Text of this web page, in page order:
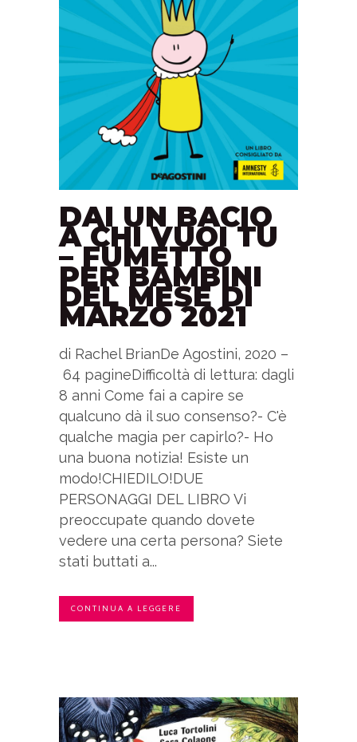
DAI UN BACIO
A CHI VUOI TU
– FUMETTO
PER BAMBINI
DEL MESE DI
MARZO 2021
di Rachel BrianDe Agostini, 2020 –
64 pagineDifficoltà di lettura: dagli
8 anni Come fai a capire se
qualcuno dà il suo consenso?- C'è
qualche magia per capirlo?- Ho
una buona notizia! Esiste un
modo!CHIEDILO!DUE
PERSONAGGI DEL LIBRO Vi
preoccupate quando dovete
vedere una certa persona? Siete
stati buttati a...
CONTINUA A LEGGERE